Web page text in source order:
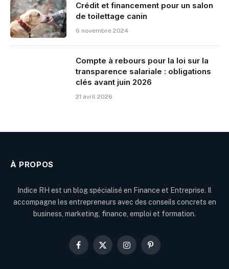
Crédit et financement pour un salon
de toilettage canin
6 novembre 2024
Compte à rebours pour la loi sur la
transparence salariale : obligations
clés avant juin 2026
21 avril 2026
À PROPOS
Indice RH est un blog spécialisé en Finance et Entreprise. Il
accompagne les entrepreneurs avec des conseils concrets en
business, marketing, finance, emploi et formation.
Facebook
X
InstagramPinterest